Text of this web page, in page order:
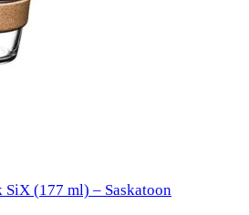
(177 ml) – Saskatoon